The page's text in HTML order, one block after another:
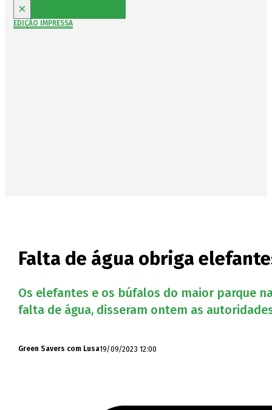
×
EDIÇÃO IMPRESSA
Falta de água obriga
Os elefantes e os búfalos do maior parque
falta de água, disseram ontem as
Green Savers com Lusa19/09/2023 12:00